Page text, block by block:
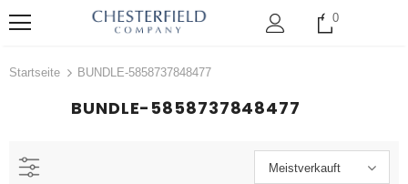
0
Startseite BUNDLE-5858737848477
BUNDLE-5858737848477
Meistverkauft